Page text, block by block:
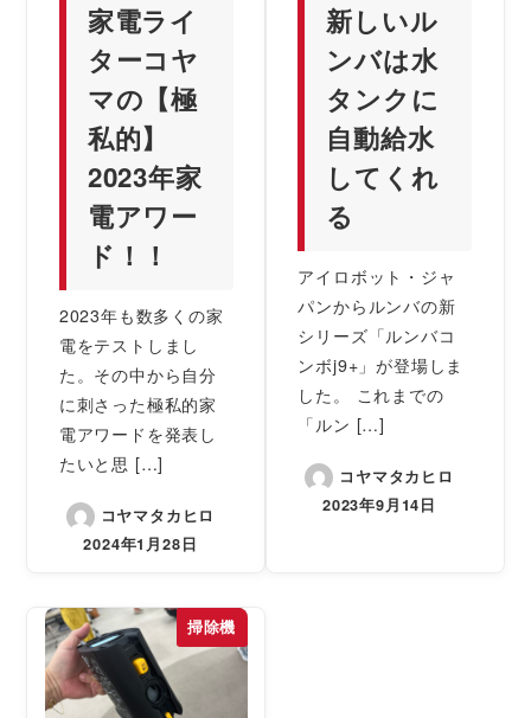
家電ライ
ターコヤ
マの【極
私的】
2023年家
電アワー
ド！！
2023年も数多くの家
電をテストしまし
た。その中から自分
に刺さった極私的家
電アワードを発表し
たいと思 […]
コヤマタカヒロ
2024年1月28日
新しいル
ンバは水
タンクに
自動給水
してくれ
る
アイロボット・ジャ
パンからルンバの新
シリーズ「ルンバコ
ンボj9+」が登場しま
した。 これまでの
「ルン […]
コヤマタカヒロ
2023年9月14日
掃除機